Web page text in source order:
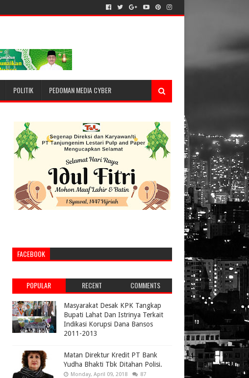
POLITIK PEDOMAN MEDIA CYBER
FACEBOOK
POPULAR RECENT COMMENTS
Masyarakat Desak KPK Tangkap
Bupati Lahat Dan Istrinya Terkait
Indikasi Korupsi Dana Bansos
2011-2013
Matan Direktur Kredit PT Bank
Yudha Bhakti Tbk Ditahan Polisi.
Monday, April 09, 2018 87